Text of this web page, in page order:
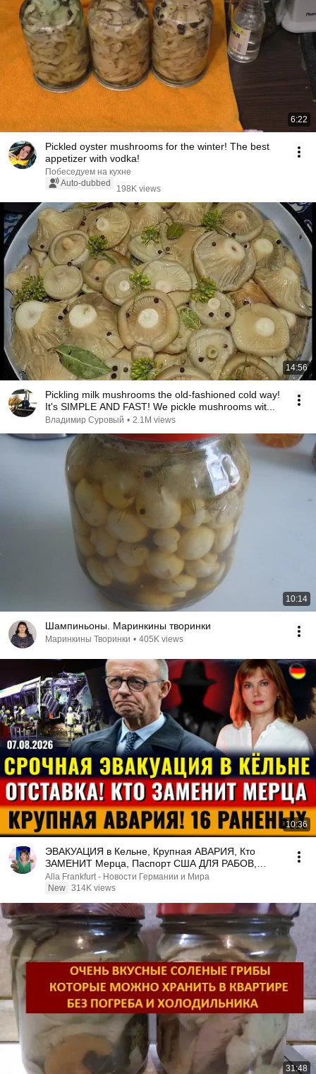
6:22
Pickled oyster mushrooms for the winter! The best
appetizer with vodka!
Побеседуем на кухне
Auto-dubbed
198K views
14:56
Pickling milk mushrooms the old-fashioned cold way!
It's SIMPLE AND FAST! We pickle mushrooms wit...
Владимир Суровый • 2.1M views
10:14
Шампиньоны. Маринкины творинки
Маринкины Творинки • 405K views
10:36
ЭВАКУАЦИЯ в Кельне, Крупная АВАРИЯ, Кто
ЗАМЕНИТ Мерца, Паспорт США ДЛЯ РАБОВ,
Новости Германии
Alla Frankfurt - Новости Германии и Мира
New 314K views
31:48